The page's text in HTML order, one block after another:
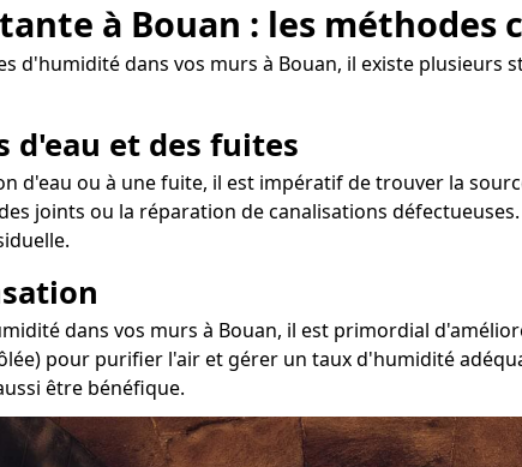
à Bouan : les méthodes
d'humidité dans vos murs à Bouan, il existe
et des fuites
d'eau ou à une fuite, il est impératif de trouver la
joints ou la réparation de canalisations
dans vos murs à Bouan, il est primordial
pour purifier l'air et gérer un taux d'humidité
être bénéfique.